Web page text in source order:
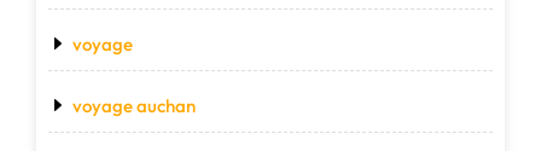
voyage
voyage auchan